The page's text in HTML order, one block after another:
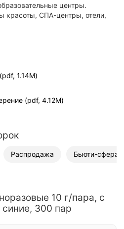
центры.
красоты, СПА-центры, отели,
1.14M)
(pdf, 4.12M)
Распродажа Бьюти-сфера
10 г/пара, с
300 пар